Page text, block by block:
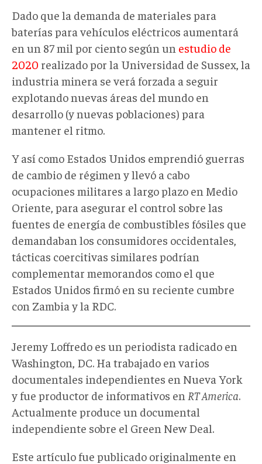
Dado que la demanda de materiales para
baterías para vehículos eléctricos aumentará
en un 87 mil por ciento según un estudio de
2020 realizado por la Universidad de Sussex, la
industria minera se verá forzada a seguir
explotando nuevas áreas del mundo en
desarrollo (y nuevas poblaciones) para
mantener el ritmo.
Y así como Estados Unidos emprendió guerras
de cambio de régimen y llevó a cabo
ocupaciones militares a largo plazo en Medio
Oriente, para asegurar el control sobre las
fuentes de energía de combustibles fósiles que
demandaban los consumidores occidentales,
tácticas coercitivas similares podrían
complementar memorandos como el que
Estados Unidos firmó en su reciente cumbre
con Zambia y la RDC.
Jeremy Loffredo es un periodista radicado en
Washington, DC. Ha trabajado en varios
documentales independientes en Nueva York
y fue productor de informativos en RT America.
Actualmente produce un documental
independiente sobre el Green New Deal.
Este artículo fue publicado originalmente en